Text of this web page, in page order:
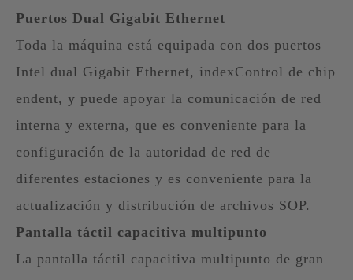
Puertos Dual Gigabit Ethernet
Toda la máquina está equipada con dos puertos
Intel dual Gigabit Ethernet, indexControl de chip
endent, y puede apoyar la comunicación de red
interna y externa, que es conveniente para la
configuración de la autoridad de red de
diferentes estaciones y es conveniente para la
actualización y distribución de archivos SOP.
Pantalla táctil capacitiva multipunto
La pantalla táctil capacitiva multipunto de gran